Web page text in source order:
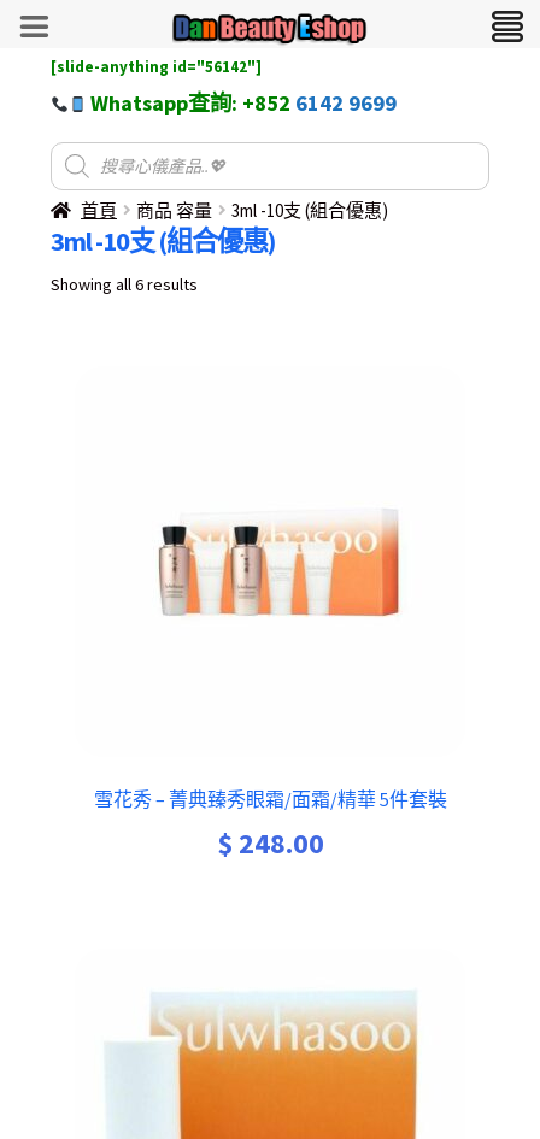
[slide-anything id="56142"]
Whatsapp查詢: +852 6142 9699
首頁 商品 容量 3ml -10支 (組合優惠)
3ml -10支 (組合優惠)
Showing all 6 resultsSorted
雪花秀 – 菁典臻秀眼霜/面霜/精華 5件套裝
$ 248.00